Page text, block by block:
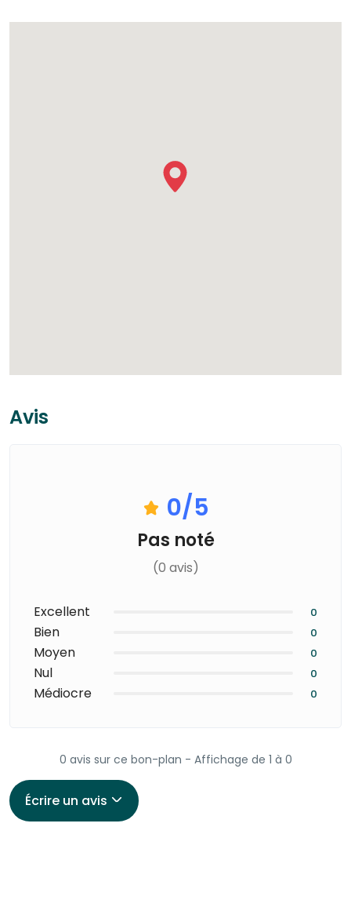
Avis
0/5
Pas noté
(0 avis)
Excellent 0
Bien 0
Moyen 0
Nul 0
Médiocre 0
0 avis sur ce bon-plan - Affichage de 1 à 0
Écrire un avis